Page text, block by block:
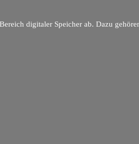
digitaler Speicher ab. Dazu